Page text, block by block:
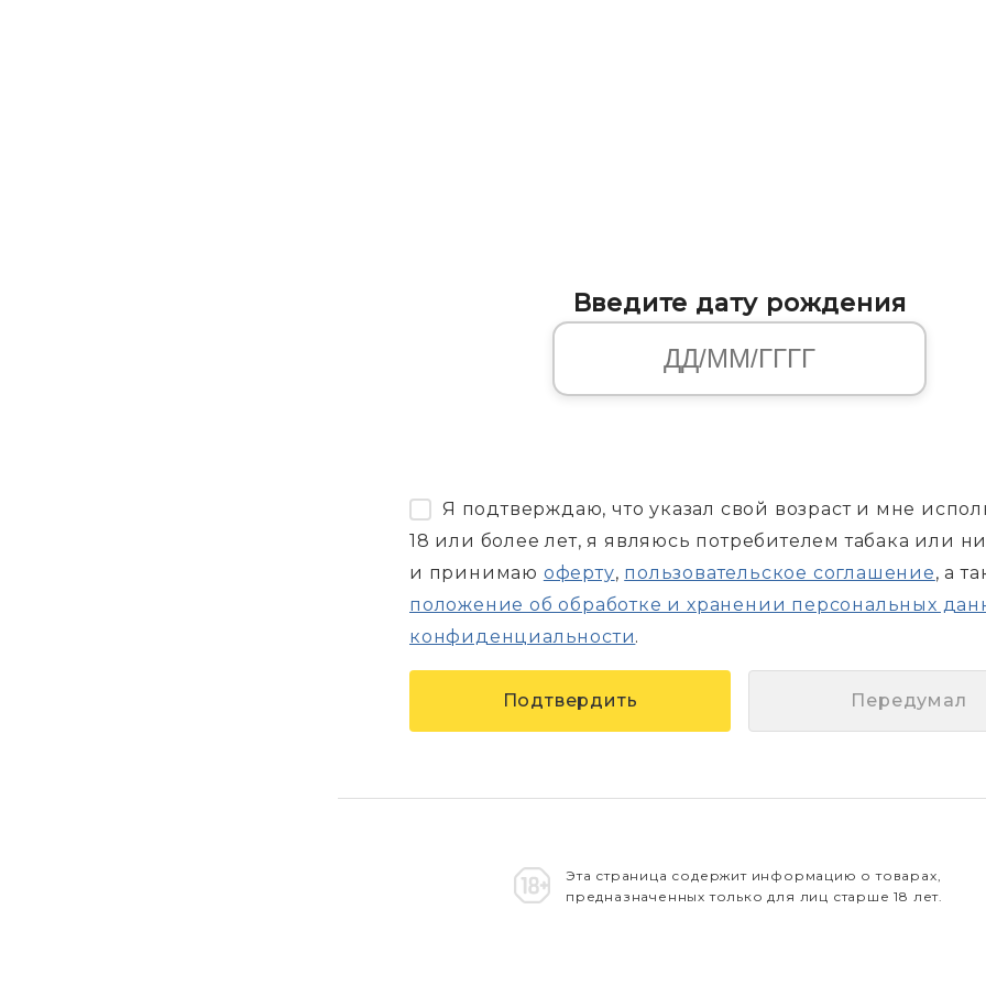
Введите дату рождения
Я подтверждаю, что указал свой возраст и мне
18 или более лет, я являюсь потребителем табака или
и принимаю оферту, пользовательское соглашение, а
положение об обработке и хранении персональных
конфиденциальности.
Передумал
Эта страница содержит информацию о товарах,
предназначенных только для лиц старше 18 лет.